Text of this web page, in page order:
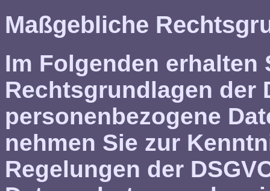
Maßgebliche
Im Folgenden erhalten
Rechtsgrundlagen der
personenbezogene
nehmen Sie zur
Regelungen der